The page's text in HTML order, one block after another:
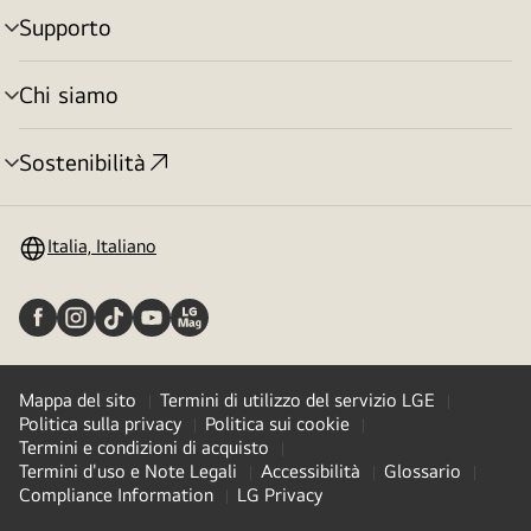
Supporto
Attivazione
menu
Chi siamo
Attivazione
menu
Sostenibilità
Attivazione
Italia, Italiano
Mappa del sito
Termini di utilizzo del servizio LGE
Politica sulla privacy
Politica sui cookie
Termini e condizioni di acquisto
Termini d'uso e Note Legali
Accessibilità
Glossario
Compliance Information
LG Privacy